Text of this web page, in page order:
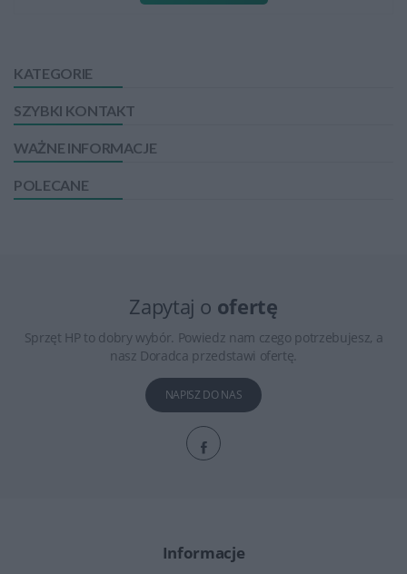
KATEGORIE
SZYBKI KONTAKT
WAŻNE INFORMACJE
POLECANE
Zapytaj o ofertę
Sprzęt HP to dobry wybór. Powiedz nam czego potrzebujesz, a
nasz Doradca przedstawi ofertę.
NAPISZ DO NAS
Informacje